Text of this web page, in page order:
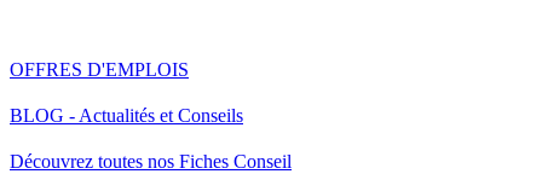
OFFRES D'EMPLOIS
BLOG - Actualités et Conseils
Découvrez toutes nos Fiches Conseil